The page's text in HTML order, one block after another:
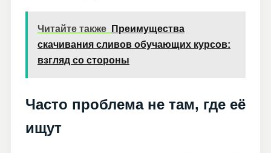
Читайте также
Преимущества
скачивания сливов обучающих курсов:
взгляд со стороны
Часто проблема не там, где её
ищут